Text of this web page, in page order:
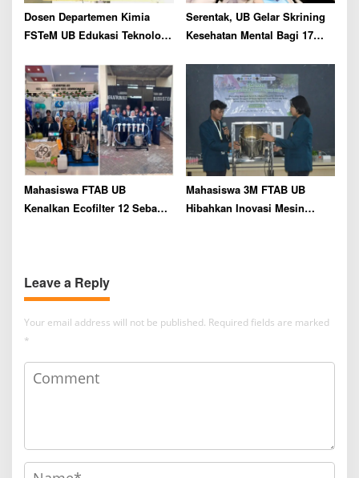
Dosen Departemen Kimia
FSTeM UB Edukasi Teknologi
Sederhana Berbasis
Adsorben di Pondok
Pesantren Daarul Ukhuwwah
Putri 1 Malang
Serentak, UB Gelar Skrining
Kesehatan Mental Bagi 17
Mahasiswa FTAB UB
Kenalkan Ecofilter 12 Sebagai
Mahasiswa 3M FTAB UB
Hibahkan Inovasi Mesin
Leave a Reply
Your email address will not be published. Required fields are marked
*